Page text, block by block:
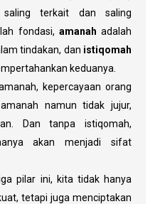
saling terkait dan saling
fondasi, amanah adalah
tindakan, dan istiqomah
keduanya.
kepercayaan orang
namun tidak jujur,
Dan tanpa istiqomah,
akan menjadi sifat
pilar ini, kita tidak hanya
tetapi juga menciptakan